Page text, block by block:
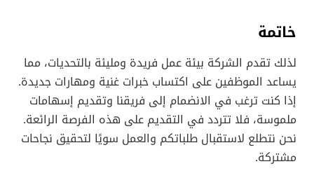
خاتمة
لذلك تقدم الشركة بيئة عمل فريدة ومليئة بالتحديات، مما
يساعد الموظفين على اكتساب خبرات غنية ومهارات جديدة.
إذا كنت ترغب في الانضمام إلى فريقنا وتقديم إسهامات
ملموسة، فلا تتردد في التقديم على هذه الفرصة الرائعة.
نحن نتطلع لاستقبال طلباتكم والعمل سويًا لتحقيق نجاحات
مشتركة.